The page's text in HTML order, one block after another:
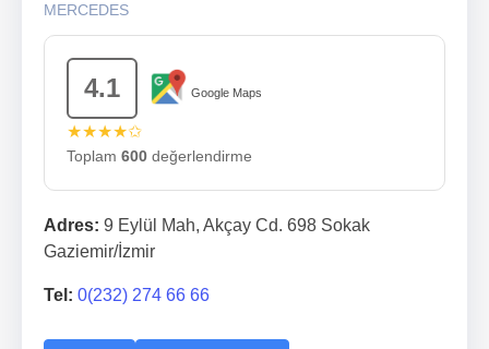
MERCEDES
4.1 Google Maps
★★★★✩
Toplam 600 değerlendirme
Adres: 9 Eylül Mah, Akçay Cd. 698 Sokak
Gaziemir/İzmir
Tel: 0(232) 274 66 66